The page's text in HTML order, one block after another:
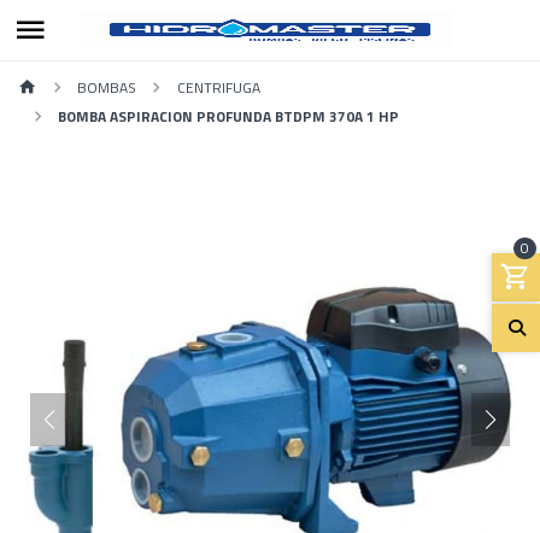
0
BOMBAS
CENTRIFUGA
BOMBA ASPIRACION PROFUNDA BTDPM 370A 1 HP